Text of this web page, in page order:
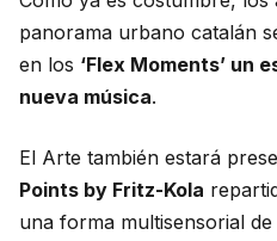
panorama urbano catalán
en los ‘Flex Moments’ un
nueva música.
El Arte también estará
Points by Fritz-Kola
una forma multisensorial